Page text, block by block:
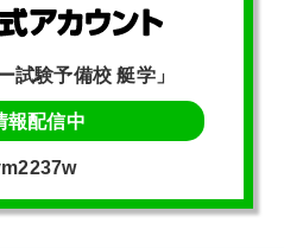
試験予備校 艇学」
報配信中